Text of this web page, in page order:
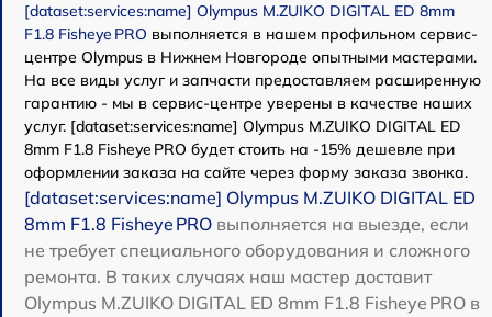
[dataset:services:name] Olympus M.ZUIKO DIGITAL ED 8mm
F1.8 Fisheye PRO выполняется в нашем профильном сервис-
центре Olympus в Нижнем Новгороде опытными мастерами.
На все виды услуг и запчасти предоставляем расширенную
гарантию - мы в сервис-центре уверены в качестве наших
услуг. [dataset:services:name] Olympus M.ZUIKO DIGITAL ED
8mm F1.8 Fisheye PRO будет стоить на -15% дешевле при
оформлении заказа на сайте через форму заказа звонка.
[dataset:services:name] Olympus M.ZUIKO DIGITAL ED
8mm F1.8 Fisheye PRO выполняется на выезде, если
не требует специального оборудования и сложного
ремонта. В таких случаях наш мастер доставит
Olympus M.ZUIKO DIGITAL ED 8mm F1.8 Fisheye PRO в